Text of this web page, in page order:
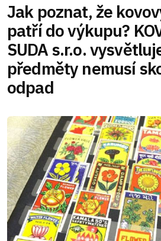
Jak poznat, že
patří do výkupu?
SUDA s.r.o.
předměty nemusí
odpad